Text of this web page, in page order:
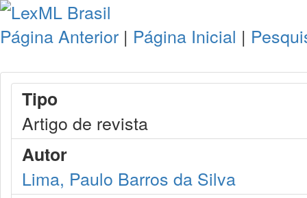
Página Anterior | Página Inicial |
Tipo
Artigo de revista
Autor
Lima, Paulo Barros da Silva